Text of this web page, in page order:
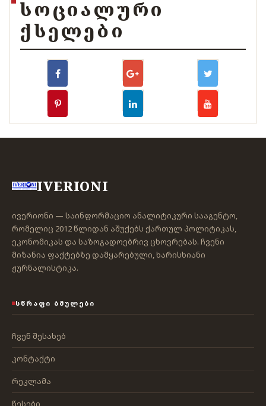
ᲡᲝᲪᲘᲐᲚᲣᲠᲘ
ᲥᲡᲔᲚᲔᲑᲘ
IVERIONI
ივერიონი — საინფორმაციო ანალიტიკური სააგენტო,
რომელიც 2012 წლიდან აშუქებს ქართულ პოლიტიკას,
ეკონომიკას და საზოგადოებრივ ცხოვრებას. ჩვენი
მიზანია ფაქტებზე დამყარებული, ხარისხიანი
ჟურნალისტიკა.
ᲡᲬᲠᲐᲤᲘ ᲑᲛᲣᲚᲔᲑᲘ
ჩვენ შესახებ
კონტაქტი
რეკლამა
წესები